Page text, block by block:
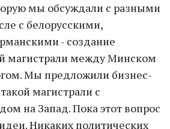
мы обсуждали с разными
с белорусскими,
- создание
магистрали между Минском
Мы предложили бизнес-
магистрали с
на Запад. Пока этот вопрос
Никаких политических